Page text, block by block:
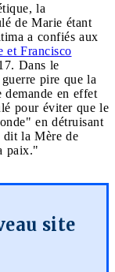
la
de Marie étant
a confiés aux
et Francisco
Dans le
pire que la
en effet
pour éviter que le
en détruisant
dit la Mère de
paix."
site